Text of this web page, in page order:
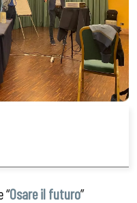
“Osare il futuro”